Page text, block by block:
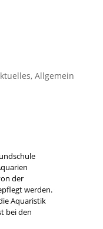
, Allgemein
der
werden.
Aquaristik
bei den